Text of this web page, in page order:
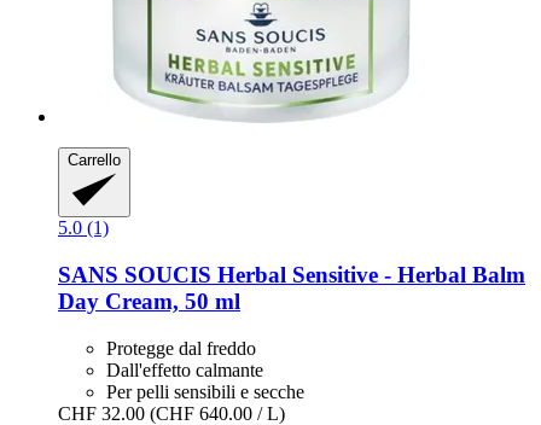
Carrello
5.0 (1)
SANS SOUCIS Herbal Sensitive -​ Herbal Balm
Day Cream, 50 ml
Protegge dal freddo
Dall'effetto calmante
Per pelli sensibili e secche
CHF 32.00 (CHF 640.00 / L)